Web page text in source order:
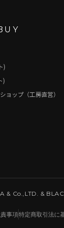
)
)
ョップ（工房直営）
& Co.,LTD. &
事項特定商取引法に